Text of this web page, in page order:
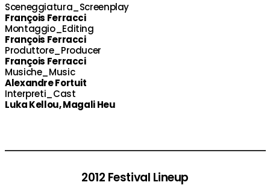
Sceneggiatura_Screenplay
François Ferracci
Montaggio_Editing
François Ferracci
Produttore_Producer
François Ferracci
Musiche_Music
Alexandre Fortuit
Interpreti_Cast
Luka Kellou, Magali Heu
2012 Festival Lineup